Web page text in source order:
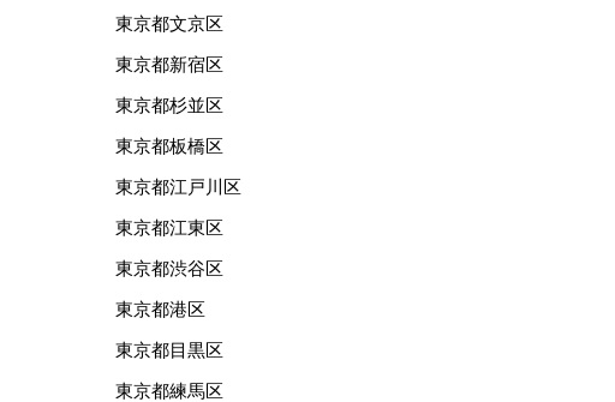
東京都文京区
東京都新宿区
東京都杉並区
東京都板橋区
東京都江戸川区
東京都江東区
東京都渋谷区
東京都港区
東京都目黒区
東京都練馬区